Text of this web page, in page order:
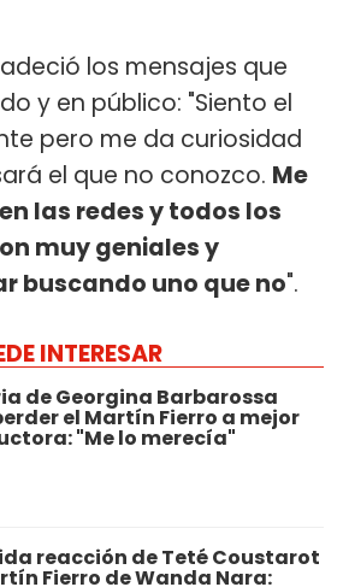
los mensajes que
y en público: "Siento el
pero me da curiosidad
el que no conozco. Me
las redes y todos los
muy geniales y
buscando uno que no".
INTERESAR
de Georgina Barbarossa
el Martín Fierro a mejor
"Me lo merecía"
reacción de Teté Coustarot
Fierro de Wanda Nara: